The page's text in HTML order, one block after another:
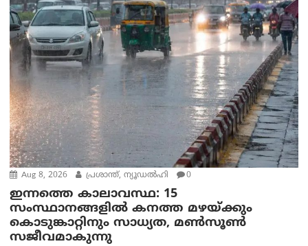
Aug 8, 2026 പ്രശാന്ത്, ന്യൂഡല്‍ഹി 0
ഇന്നത്തെ കാലാവസ്ഥ: 15
സംസ്ഥാനങ്ങളിൽ കനത്ത മഴയ്ക്കും
കൊടുങ്കാറ്റിനും സാധ്യത, മൺസൂൺ
സജീവമാകുന്നു